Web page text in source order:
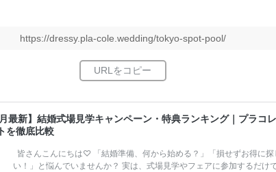
https://dressy.pla-cole.wedding/tokyo-spot-pool/
最新】結婚式場見学キャンペーン・特典ランキング｜プラコ
を徹底比較
皆さんこんにちは♡ 「結婚準備、何から始める？」「損せずお得に探
い！」と悩んでいませんか？ 実は、式場見学やフェアに参加するだけ